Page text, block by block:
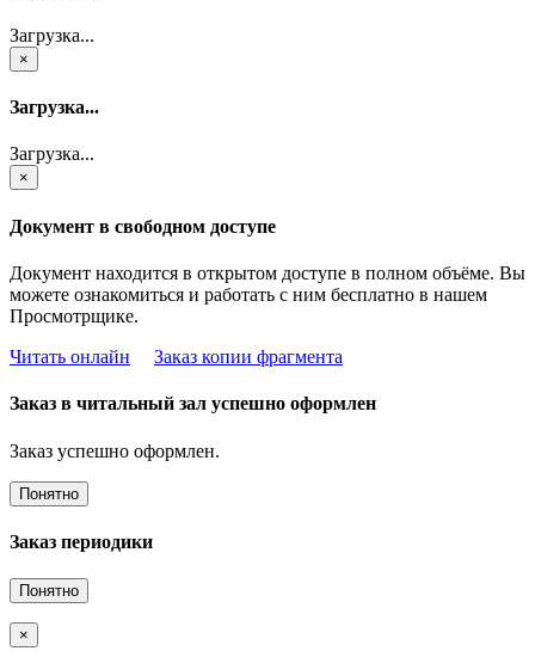
Загрузка...
×
Загрузка...
Загрузка...
×
Документ в свободном доступе
Документ находится в открытом доступе в полном объёме. Вы
можете ознакомиться и работать с ним бесплатно в нашем
Просмотрщике.
Читать онлайн
Заказ копии фрагмента
Заказ в читальный зал успешно оформлен
Заказ успешно оформлен.
Понятно
Заказ периодики
Понятно
×